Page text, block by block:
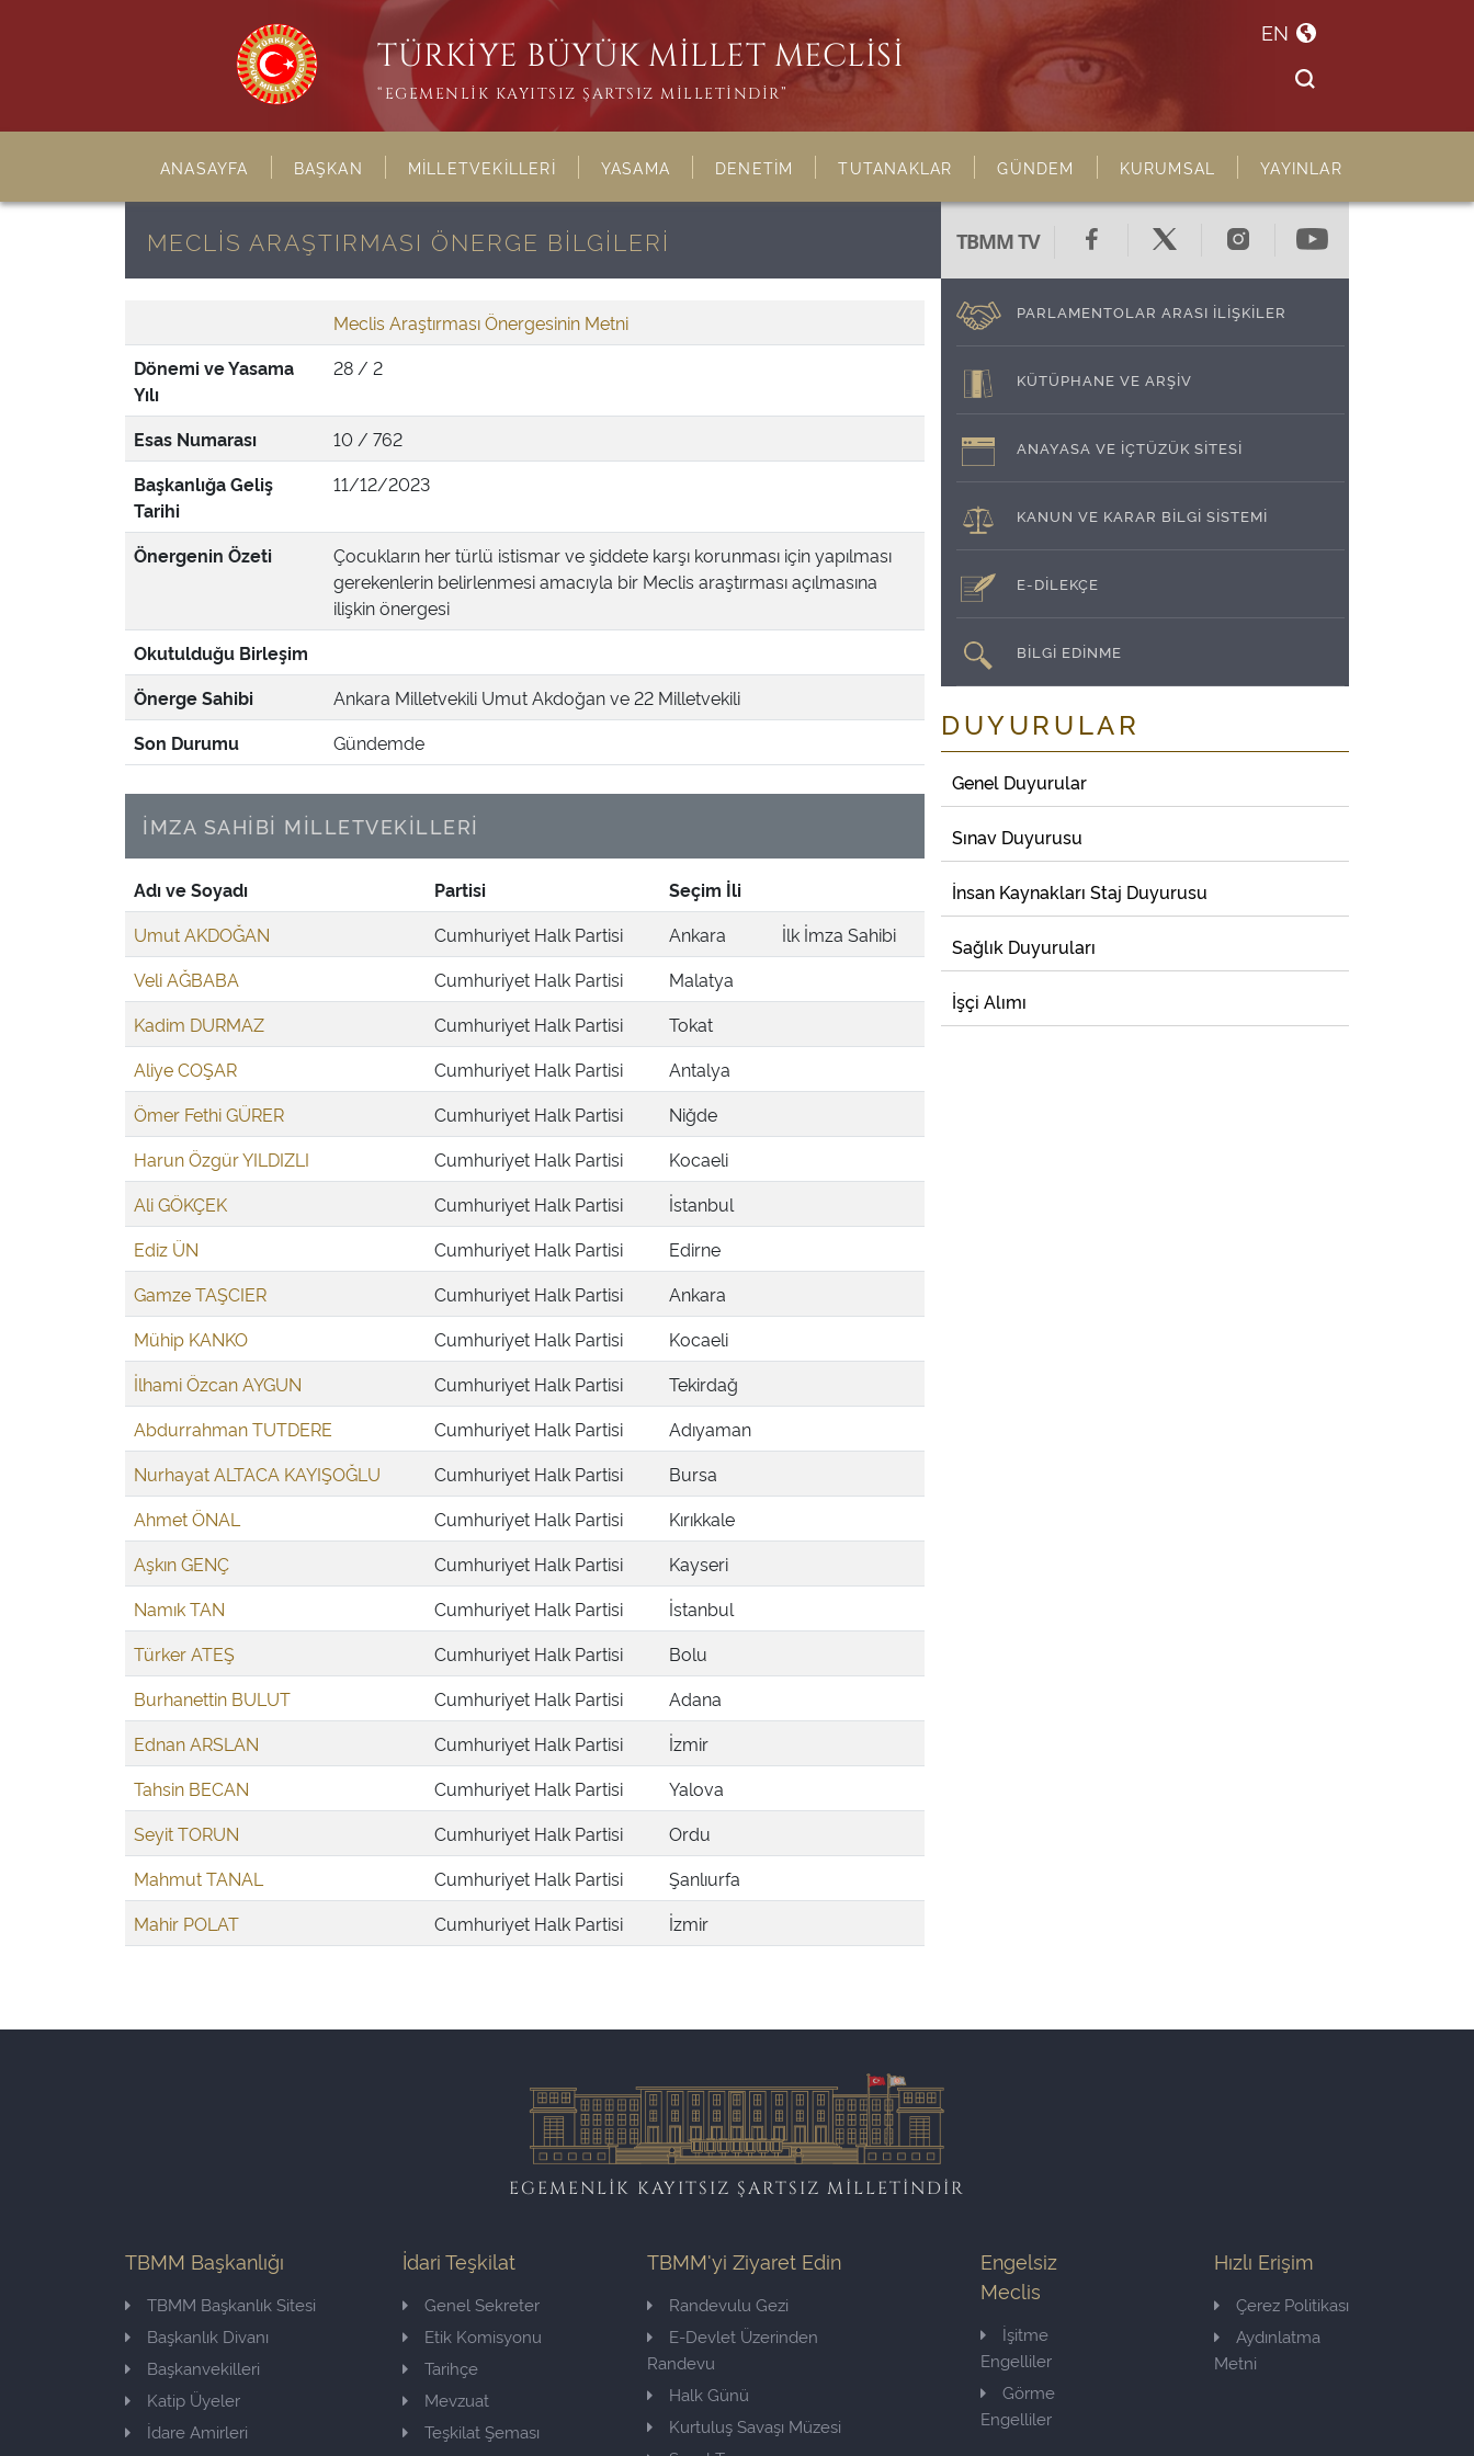
TÜRKİYE BÜYÜK MİLLET MECLİSİ
“EGEMENLİK KAYITSIZ ŞARTSIZ MİLLETİNDİR”
EN
ANASAYFA BAŞKAN MİLLETVEKİLLERİ YASAMA DENETİM TUTANAKLAR GÜNDEM KURUMSAL YAYINLAR
MECLİS ARAŞTIRMASI ÖNERGE BİLGİLERİ
Meclis Araştırması Önergesinin Metni
Dönemi ve Yasama
Yılı
28 / 2
Esas Numarası
10 / 762
Başkanlığa Geliş
Tarihi
11/12/2023
Önergenin Özeti
Çocukların her türlü istismar ve şiddete karşı korunması için yapılması
gerekenlerin belirlenmesi amacıyla bir Meclis araştırması açılmasına
ilişkin önergesi
Okutulduğu Birleşim
Önerge Sahibi
Ankara Milletvekili Umut Akdoğan ve 22 Milletvekili
Son Durumu
Gündemde
İMZA SAHİBİ MİLLETVEKİLLERİ
Adı ve Soyadı Partisi
Seçim İli
Umut AKDOĞAN
Cumhuriyet Halk Partisi Ankara
İlk İmza Sahibi
Veli AĞBABA
Cumhuriyet Halk Partisi
Malatya
Kadim DURMAZ
Cumhuriyet Halk Partisi
Tokat
Aliye COŞAR
Cumhuriyet Halk Partisi
Antalya
Ömer Fethi GÜRER
Cumhuriyet Halk Partisi
Niğde
Harun Özgür YILDIZLI
Cumhuriyet Halk Partisi
Kocaeli
Ali GÖKÇEK
Cumhuriyet Halk Partisi
İstanbul
Ediz ÜN
Cumhuriyet Halk Partisi
Edirne
Gamze TAŞCIER
Cumhuriyet Halk Partisi
Ankara
Mühip KANKO
Cumhuriyet Halk Partisi
Kocaeli
İlhami Özcan AYGUN
Cumhuriyet Halk Partisi
Tekirdağ
Abdurrahman TUTDERE
Cumhuriyet Halk Partisi
Adıyaman
Nurhayat ALTACA KAYIŞOĞLU
Cumhuriyet Halk Partisi
Bursa
Ahmet ÖNAL
Cumhuriyet Halk Partisi
Kırıkkale
Aşkın GENÇ
Cumhuriyet Halk Partisi
Kayseri
Namık TAN
Cumhuriyet Halk Partisi
İstanbul
Türker ATEŞ
Cumhuriyet Halk Partisi
Bolu
Burhanettin BULUT
Cumhuriyet Halk Partisi
Adana
Ednan ARSLAN
Cumhuriyet Halk Partisi
İzmir
Tahsin BECAN
Cumhuriyet Halk Partisi
Yalova
Seyit TORUN
Cumhuriyet Halk Partisi
Ordu
Mahmut TANAL
Cumhuriyet Halk Partisi
Şanlıurfa
Mahir POLAT
Cumhuriyet Halk Partisi İzmir
TBMM TV
PARLAMENTOLAR ARASI İLİŞKİLER
KÜTÜPHANE VE ARŞİV
ANAYASA VE İÇTÜZÜK SİTESİ
KANUN VE KARAR BİLGİ SİSTEMİ
E-DİLEKÇE
BİLGİ EDİNME
DUYURULAR
Genel Duyurular
Sınav Duyurusu
İnsan Kaynakları Staj Duyurusu
Sağlık Duyuruları
İşçi Alımı
EGEMENLİK KAYITSIZ ŞARTSIZ MİLLETİNDİR
TBMM Başkanlığı
TBMM Başkanlık Sitesi
Başkanlık Divanı
Başkanvekilleri
Katip Üyeler
İdare Amirleri
İdari Teşkilat
Genel Sekreter
Etik Komisyonu
Tarihçe
Mevzuat
Teşkilat Şeması
TBMM'yi Ziyaret Edin
Randevulu Gezi
E-Devlet Üzerinden
Randevu
Halk Günü
Kurtuluş Savaşı Müzesi
Engelsiz
Meclis
İşitme
Engelliler
Görme
Engelliler
Hızlı Erişim
Çerez Politikası
Aydınlatma
Metni